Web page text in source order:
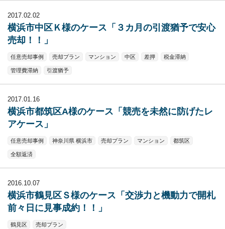
2017.02.02
横浜市中区Ｋ様のケース「３カ月の引渡猶予で安心
売却！！」
任意売却事例 売却プラン マンション 中区 差押 税金滞納
管理費滞納 引渡猶予
2017.01.16
横浜市都筑区A様のケース「競売を未然に防げたレ
アケース」
任意売却事例 神奈川県 横浜市 売却プラン マンション 都筑区
全額返済
2016.10.07
横浜市鶴見区Ｓ様のケース「交渉力と機動力で開札
前々日に見事成約！！」
鶴見区 売却プラン